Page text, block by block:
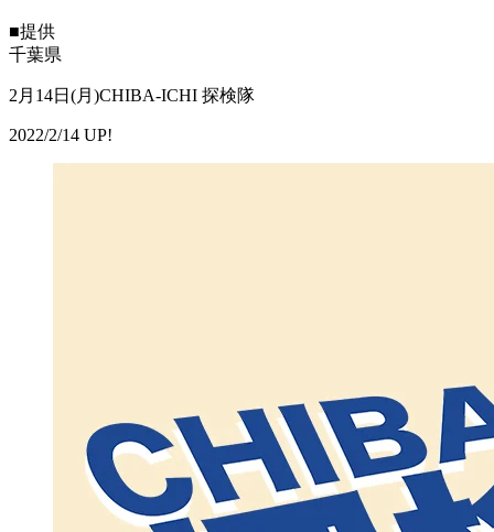
■提供
千葉県
2月14日(月)CHIBA-ICHI 探検隊
2022/2/14 UP!